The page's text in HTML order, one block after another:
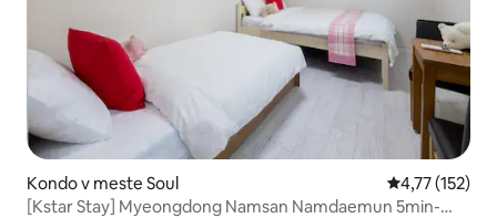
Kondo v meste Soul Priemerné
4,77 (152)
[Kstar Stay] Myeongdong Namsan Namdaemun 5min-